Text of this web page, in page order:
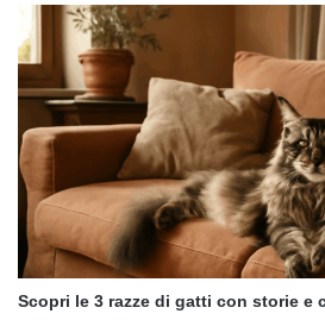
Scopri le 3 razze di gatti con storie e